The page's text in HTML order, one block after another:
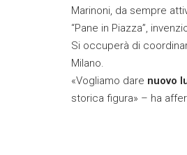
Marinoni, da sempre
“Pane in Piazza”,
Si occuperà di
Milano.
«Vogliamo dare nuovo
storica figura» – ha